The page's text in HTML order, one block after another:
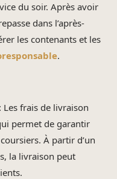
du soir. Après avoir
dans l’après-
les contenants et les
.
Les frais de livraison
permet de garantir
À partir d’un
la livraison peut